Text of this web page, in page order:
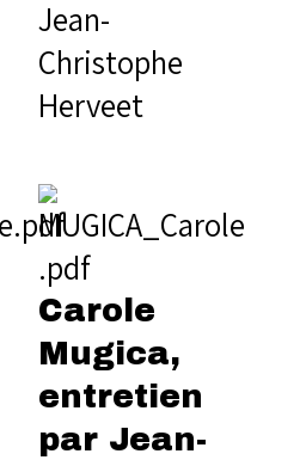
Jean-
Christophe
Herveet
Carole
Mugica,
entretien
par Jean-